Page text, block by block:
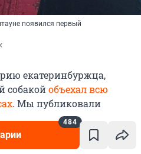
484
появился первый
екатеринбуржца,
собакойобъехал всю
. Мы публиковали
сбежавшую в Индию
успел пожить в шести